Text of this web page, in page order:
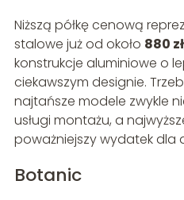
Niższą półkę cenową
stalowe już od około 880 zł
konstrukcje aluminiowe o
ciekawszym designie.
najtańsze modele zwykle
usługi montażu, a
poważniejszy wydatek dla
Botanic